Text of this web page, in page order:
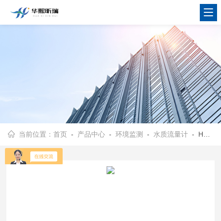
当前位置：首页 - 产品中心 -环境监测 - 水质流量计 - HX-F700明渠流量比对装置 水污染流量检测